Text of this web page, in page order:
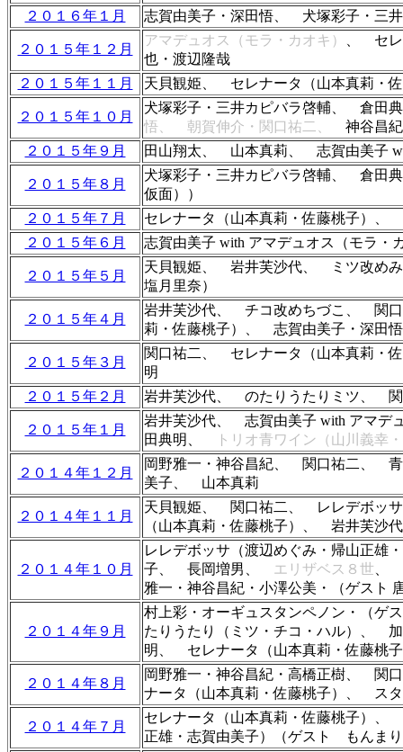
２０１６年１月
志賀由美子・深田悟、 犬塚彩子・三
２０１５年１２月
アマデュオス（モラ・カオキ）
、 セ
也・渡辺隆哉
２０１５年１１月
天貝観姫、 セレナータ（山本真莉・
２０１５年１０月
犬塚彩子・三井カピバラ啓輔、 倉
悟 、 朝賀伸介・関口祐二、 神谷昌
２０１５年９月
田山翔太、 山本真莉、 志賀由美子
２０１５年８月
犬塚彩子・三井カピバラ啓輔、 倉田
仮面））
２０１５年７月
セレナータ（山本真莉・佐藤桃子）
２０１５年６月
志賀由美子 with アマデュオス（モラ
２０１５年５月
天貝観姫、 岩井芙沙代、 ミツ改め
塩月里奈）
２０１５年４月
岩井芙沙代、 チコ改めちづこ、 関
莉・佐藤桃子）
、 志賀由美子・深田
２０１５年３月
関口祐二、 セレナータ（山本真莉・
明
２０１５年２月
岩井芙沙代、 のたりうたりミツ、
２０１５年１月
岩井芙沙代、 志賀由美子 with アマ
田典明、
トリオ青ワイン（山川義幸
２０１４年１２月
岡野雅一・神谷昌紀 、 関口祐二、
美子、 山本真莉
２０１４年１１月
天貝観姫、 関口祐二、 レレデボッサ
（山本真莉・佐藤桃子）、 岩井芙沙
２０１４年１０月
レレデボッサ（渡辺めぐみ・帰山正
子、 長岡増男、
エリザベス８世
雅一・神谷昌紀・小澤公美・（ゲスト
２０１４年９月
村上彩・オーギュスタンペノン・（ゲ
たりうたり（ミツ・チコ・ハル）、
明、 セレナータ（山本真莉・佐藤
２０１４年８月
岡野雅一・神谷昌紀・高橋正樹、 関
ナータ（山本真莉・佐藤桃子）、
ス
２０１４年７月
セレナータ（山本真莉・佐藤桃子）、
正雄・志賀由美子）（ゲスト もんま